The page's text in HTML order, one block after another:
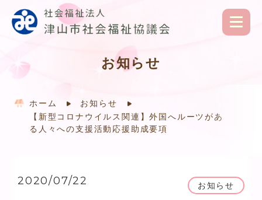
お知らせ
ホーム
お知らせ
【新型コロナウイルス関連】外国へルーツがあ
る人々への支援活動応援助成要項
2020/07/22 お知らせ